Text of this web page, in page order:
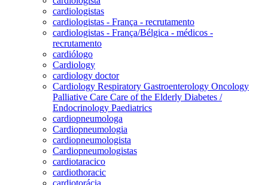
cardiologistas
cardiologistas - França - recrutamento
cardiologistas - França/Bélgica - médicos -
recrutamento
cardiólogo
Cardiology
cardiology doctor
Cardiology Respiratory Gastroenterology Oncology
Palliative Care Care of the Elderly Diabetes /
Endocrinology Paediatrics
cardiopneumologa
Cardiopneumologia
cardiopneumologista
Cardiopneumologistas
cardiotaracico
cardiothoracic
cardiotorácia